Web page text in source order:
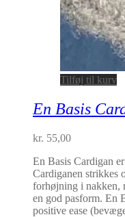
Tilføj til kurv
En Basis
kr. 55,00
En Basis Cardigan
Cardiganen strikkes
forhøjning i nakken,
en god pasform. En
positive ease